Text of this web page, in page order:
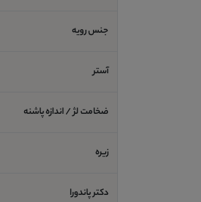
جنس رویه
آستر
ضخامت لژ / اندازه پاشنه
زیره
دکتر پاندورا